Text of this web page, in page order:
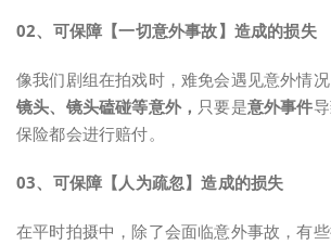
02、 可保障【一切意外事故】造成的损失
像我们剧组在拍戏时，难免会遇见意外情况
镜头、镜头磕碰等意外， 只要是意外事件
保险都会进行赔付。
03、 可保障【人为疏忽】造成的损失
在平时拍摄中，除了会面临意外事故，有